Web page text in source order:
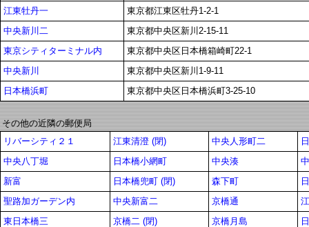
江東牡丹一
東京都江東区牡丹1-2-1
中央新川二
東京都中央区新川2-15-11
東京シティターミナル内
東京都中央区日本橋箱崎町22-1
中央新川
東京都中央区新川1-9-11
日本橋浜町
東京都中央区日本橋浜町3-25-10
その他の近隣の郵便局
リバーシティ２１
江東清澄 (閉) 中央人形町二
中央八丁堀
日本橋小網町 中央湊
新富
日本橋兜町 (閉) 森下町
聖路加ガーデン内
中央新富二 京橋通
東日本橋三
京橋二 (閉) 京橋月島